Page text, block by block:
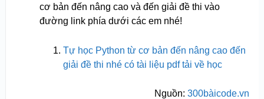
cơ bản đến nâng cao và đến giải đề thi vào
đường link phía dưới các em nhé!
Tự học Python từ cơ bản đến nâng cao đến
giải đề thi nhé có tài liệu pdf tải về học
Nguồn:300bàicode.vn